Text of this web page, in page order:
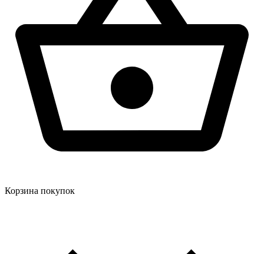
Корзина покупок